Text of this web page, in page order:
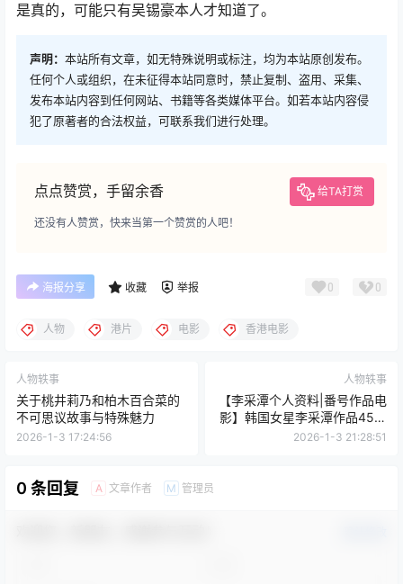
是真的，可能只有吴锡豪本人才知道了。
声明： 本站所有文章，如无特殊说明或标注，均为本站原创发布。
任何个人或组织，在未征得本站同意时，禁止复制、盗用、采集、
发布本站内容到任何网站、书籍等各类媒体平台。如若本站内容侵
犯了原著者的合法权益，可联系我们进行处理。
点点赞赏，手留余香 给TA打赏
还没有人赞赏，快来当第一个赞赏的人吧！
海报分享 收藏 举报 0 0
人物 港片 电影 香港电影
人物轶事
关于桃井莉乃和柏木百合菜的
不可思议故事与特殊魅力
2026-1-3 17:24:56
人物轶事
【李采潭个人资料|番号作品电
影】韩国女星李采潭作品45部
列表
2026-1-3 21:28:51
0 条回复 A 文章作者 M 管理员